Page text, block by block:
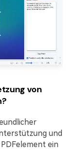
von
und
ein